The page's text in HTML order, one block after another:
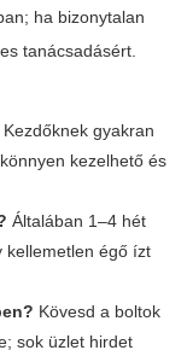
ha bizonytalan
tanácsadásért.
Kezdőknek gyakran
kezelhető és
Általában 1–4 hét
kellemetlen égő ízt
Kövesd a boltok
sok üzlet hirdet